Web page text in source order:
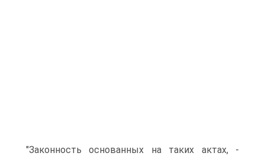
"Законность основанных на таких актах, -